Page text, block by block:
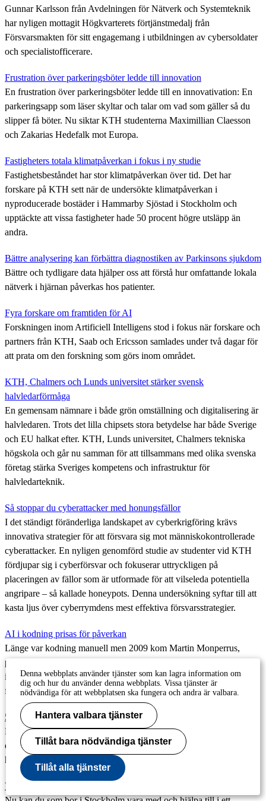
Gunnar Karlsson från Avdelningen för Nätverk och Systemteknik
har nyligen mottagit Högkvarterets förtjänstmedalj från
Försvarsmakten för sitt engagemang i utbildningen av cybersoldater
och specialistofficerare.
Frustration över parkeringsböter ledde till innovation
En frustration över parkeringsböter ledde till en innovativation: En
parkeringsapp som läser skyltar och talar om vad som gäller så du
slipper få böter. Nu siktar KTH studenterna Maximillian Claesson
och Zakarias Hedefalk mot Europa.
Fastigheters totala klimatpåverkan i fokus i ny studie
Fastighetsbeståndet har stor klimatpåverkan över tid. Det har
forskare på KTH sett när de undersökte klimatpåverkan i
nyproducerade bostäder i Hammarby Sjöstad i Stockholm och
upptäckte att vissa fastigheter hade 50 procent högre utsläpp än
andra.
Bättre analysering kan förbättra diagnostiken av Parkinsons sjukdom
Bättre och tydligare data hjälper oss att förstå hur omfattande lokala
nätverk i hjärnan påverkas hos patienter.
Fyra forskare om framtiden för AI
Forskningen inom Artificiell Intelligens stod i fokus när forskare och
partners från KTH, Saab och Ericsson samlades under två dagar för
att prata om den forskning som görs inom området.
KTH, Chalmers och Lunds universitet stärker svensk
halvledarförmåga
En gemensam nämnare i både grön omställning och digitalisering är
halvledaren. Trots det lilla chipsets stora betydelse har både Sverige
och EU halkat efter. KTH, Lunds universitet, Chalmers tekniska
högskola och går nu samman för att tillsammans med olika svenska
företag stärka Sveriges kompetens och infrastruktur för
halvledarteknik.
Så stoppar du cyberattacker med honungsfällor
I det ständigt föränderliga landskapet av cyberkrigföring krävs
innovativa strategier för att försvara sig mot människokontrollerade
cyberattacker. En nyligen genomförd studie av studenter vid KTH
fördjupar sig i cyberförsvar och fokuserar uttryckligen på
placeringen av fällor som är utformade för att vilseleda potentiella
angripare – så kallade honeypots. Denna undersökning syftar till att
kasta ljus över cyberrymdens mest effektiva försvarsstrategier.
AI i kodning prisas för påverkan
Länge var kodning manuell men 2009 kom Martin Monperrus,
professor i programvaruteknik på KTH, och hans team på att
inbyggd AI skulle kunna hjälpa till att ge förslag. Det verktyget har
förändrat vardagen för miljoner programvarutvecklare.
500 000 artiklar kring etisk hackning analyserade
Det behövs mer investering i cybersäkerhet. Det är slutsatsen efter
en analys av 500 000 artiklar på akademiska databaser kring etisk
hackning.
Var med och delta i forskning
Denna webbplats använder tjänster som kan lagra information om
dig och hur du använder denna webbplats. Vissa tjänster är
nödvändiga för att webbplatsen ska fungera och andra är valbara.
Hantera valbara tjänster
Tillåt bara nödvändiga tjänster
Tillåt alla tjänster